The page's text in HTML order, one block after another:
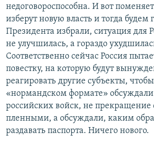
недоговороспособна. И вот
изберут новую власть и тогда будем
Президента избрали, ситуация для
не улучшилась, а гораздо
Соответственно сейчас Россия
повестку, на которую будут
реагировать другие субъекты,
«нормандском формате»
российских войск, не прекращение
пленными, а обсуждали, каким
раздавать паспорта. Ничего нового.